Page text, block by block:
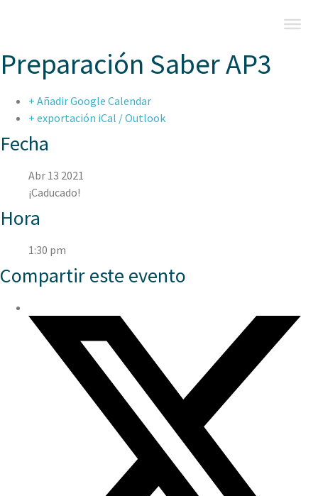
Preparación Saber AP3
+ Añadir Google Calendar
+ exportación iCal / Outlook
Fecha
Abr 13 2021
¡Caducado!
Hora
1:30 pm
Compartir este evento